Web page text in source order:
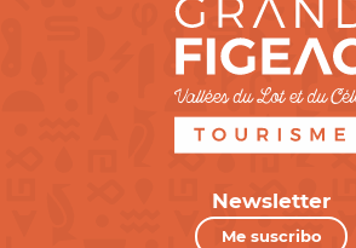
Newsletter
Me suscribo